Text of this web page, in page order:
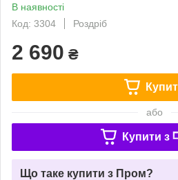
В наявності
Код: 3304
Роздріб
2 690 ₴
або
Купити з
Що таке купити з Пром?